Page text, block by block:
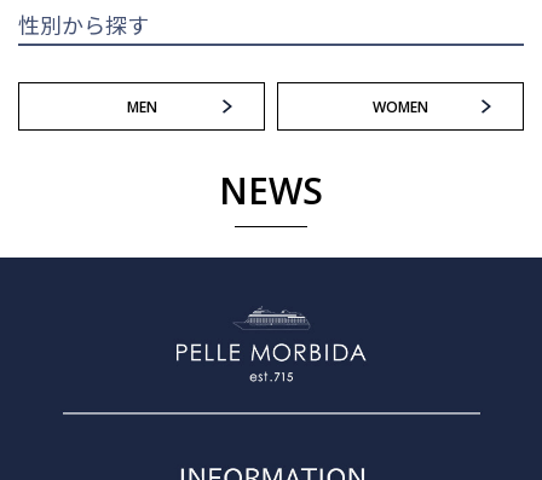
性別から探す
MEN WOMEN
NEWS